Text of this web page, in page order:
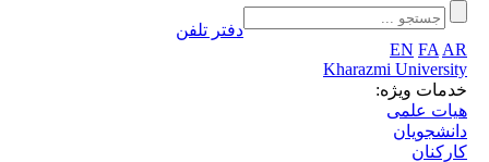
دفتر تلفن
EN FA AR
Kharazmi University
خدمات ویژه:
هیات علمی
دانشجویان
کارکنان